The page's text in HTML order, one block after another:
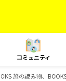
コミュニティ
旅の読み物、